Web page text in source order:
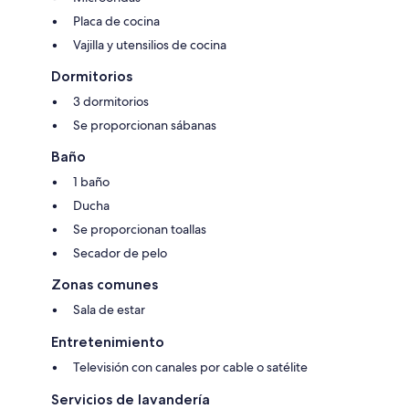
Placa de cocina
Vajilla y utensilios de cocina
Dormitorios
3 dormitorios
Se proporcionan sábanas
Baño
1 baño
Ducha
Se proporcionan toallas
Secador de pelo
Zonas comunes
Sala de estar
Entretenimiento
Televisión con canales por cable o satélite
Servicios de lavandería